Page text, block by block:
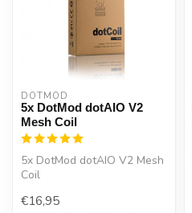
DOTMOD
5x DotMod dotAIO V2
Mesh Coil
5x DotMod dotAIO V2 Mesh
Coil
€16,95